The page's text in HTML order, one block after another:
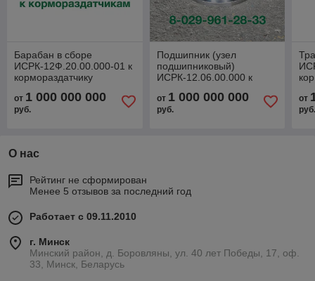
Барабан в сборе
ИСРК-12Ф.20.00.000-01 к
кормораздатчику
от 1 000 000 000
руб.
Подшипник (узел
подшипниковый)
ИСРК-12.06.00.000 к
ИСРК-12Ф "Хозяин"
от 1 000 000 000
руб.
от
О нас
Рейтинг не сформирован
Менее 5 отзывов за последний год
Работает с 09.11.2010
г. Минск
Минский район, д. Боровляны, ул. 40 лет Победы, 17, оф.
33, Минск, Беларусь